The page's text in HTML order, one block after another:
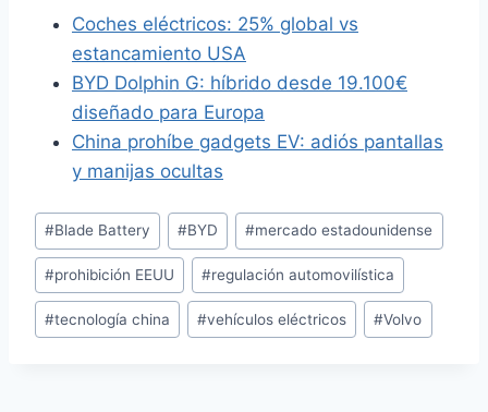
Coches eléctricos: 25% global vs
estancamiento USA
BYD Dolphin G: híbrido desde 19.100€
diseñado para Europa
China prohíbe gadgets EV: adiós pantallas
y manijas ocultas
Etiquetas
de
la
entrada:
#Blade Battery #BYD #mercado estadounidense
#prohibición EEUU #regulación automovilística
#tecnología china #vehículos eléctricos #Volvo